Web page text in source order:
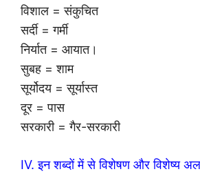
विशाल = संकुचित
सर्दी = गर्मी
निर्यात = आयात।
सुबह = शाम
सूर्योदय = सूर्यास्त
दूर = पास
सरकारी = गैर-सरकारी
IV. इन शब्दों में से विशेषण और विशेष्य